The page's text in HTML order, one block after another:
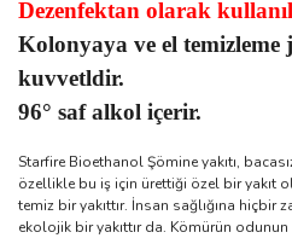
Dezenfektan olarak
Kolonyaya ve el temizleme
kuvvetldir.
96° saf alkol içerir.
Starfire Bioethanol Şömine yakıtı,
özellikle bu iş için ürettiği özel bir yakıt
temiz bir yakıttır. İnsan sağlığına hiçbir
ekolojik bir yakıttır da. Kömürün odunun